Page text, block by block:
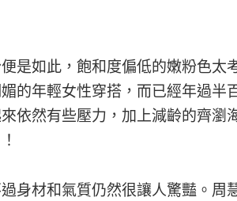
是如此，飽和度偏低的嫩粉色太
的年輕女性穿搭，而已經年過半
依然有些壓力，加上減齡的齊瀏
身材和氣質仍然很讓人驚豔。周